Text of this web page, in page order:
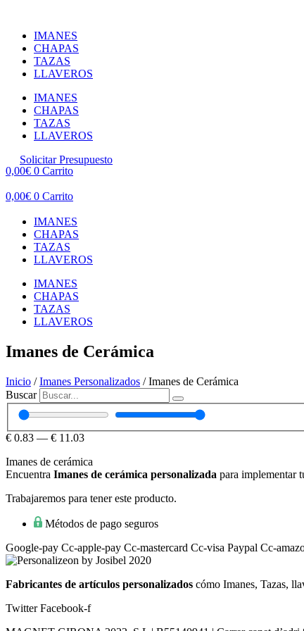
contenidoIMANES
CHAPAS
TAZAS
LLAVEROS
IMANES
CHAPAS
TAZAS
LLAVEROS
Solicitar Presupuesto
0,00€ 0 Carrito
0,00€ 0 Carrito
IMANES
CHAPAS
TAZAS
LLAVEROS
IMANES
CHAPAS
TAZAS
LLAVEROS
Imanes de Cerámica
Inicio /Imanes Personalizados / Imanes de Cerámica
Buscar
€ 0.83 — € 11.03
Imanes de cerámica
Encuentra Imanes de cerámica personalizada para implementar
Trabajaremos para tener este producto.
Métodos de pago seguros
Google-pay Cc-apple-pay Cc-mastercard Cc-visa Paypal Cc-
Fabricantes de artículos personalizados cómo Imanes, Tazas,
Twitter Facebook-f